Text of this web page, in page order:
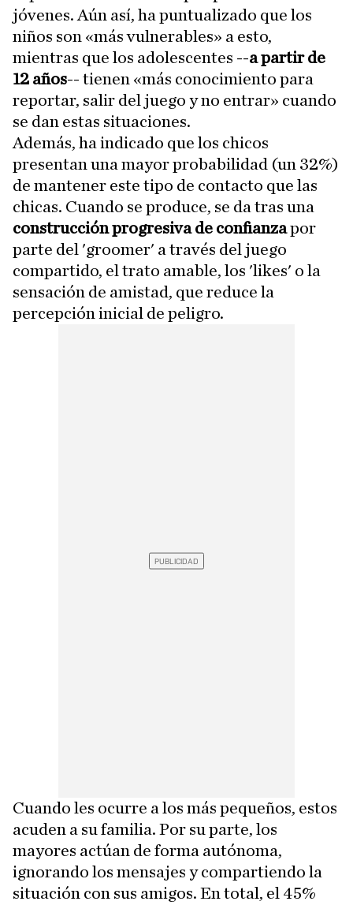
jóvenes. Aún así, ha puntualizado que los
niños son «más vulnerables» a esto,
mientras que los adolescentes --a partir de
12 años-- tienen «más conocimiento para
reportar, salir del juego y no entrar» cuando
se dan estas situaciones.
Además, ha indicado que los chicos
presentan una mayor probabilidad (un 32%)
de mantener este tipo de contacto que las
chicas. Cuando se produce, se da tras una
construcción progresiva de confianzapor
parte del 'groomer' a través del juego
compartido, el trato amable, los 'likes' o la
sensación de amistad, que reduce la
percepción inicial de peligro.
Cuando les ocurre a los más pequeños, estos
acuden a su familia. Por su parte, los
mayores actúan de forma autónoma,
ignorando los mensajes y compartiendo la
situación con sus amigos. En total, el 45%